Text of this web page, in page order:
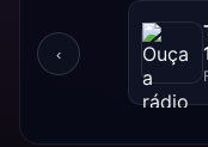
‹